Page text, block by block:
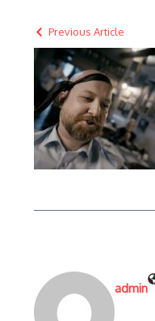
Previous Article
admin